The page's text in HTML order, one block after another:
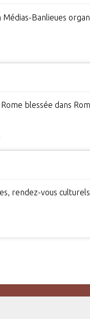
Banlieues
blessée dans
rendez-vous